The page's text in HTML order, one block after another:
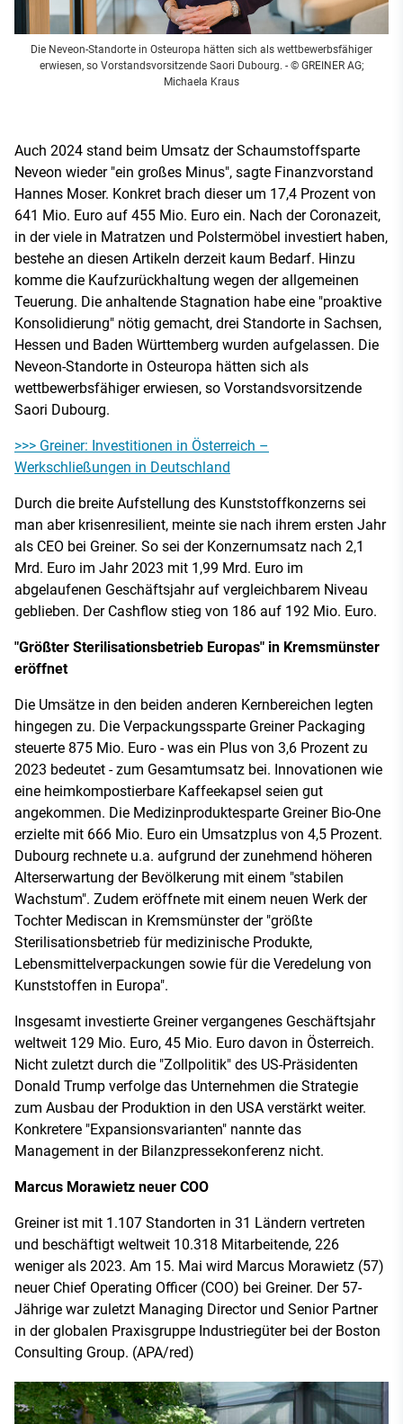
Die Neveon-Standorte in Osteuropa hätten sich als wettbewerbsfähiger
erwiesen, so Vorstandsvorsitzende Saori Dubourg. - © GREINER AG;
Michaela Kraus
Auch 2024 stand beim Umsatz der Schaumstoffsparte
Neveon wieder "ein großes Minus", sagte Finanzvorstand
Hannes Moser. Konkret brach dieser um 17,4 Prozent von
641 Mio. Euro auf 455 Mio. Euro ein. Nach der Coronazeit,
in der viele in Matratzen und Polstermöbel investiert haben,
bestehe an diesen Artikeln derzeit kaum Bedarf. Hinzu
komme die Kaufzurückhaltung wegen der allgemeinen
Teuerung. Die anhaltende Stagnation habe eine "proaktive
Konsolidierung" nötig gemacht, drei Standorte in Sachsen,
Hessen und Baden Württemberg wurden aufgelassen. Die
Neveon-Standorte in Osteuropa hätten sich als
wettbewerbsfähiger erwiesen, so Vorstandsvorsitzende
Saori Dubourg.
>>> Greiner: Investitionen in Österreich –
Werkschließungen in Deutschland
Durch die breite Aufstellung des Kunststoffkonzerns sei
man aber krisenresilient, meinte sie nach ihrem ersten Jahr
als CEO bei Greiner. So sei der Konzernumsatz nach 2,1
Mrd. Euro im Jahr 2023 mit 1,99 Mrd. Euro im
abgelaufenen Geschäftsjahr auf vergleichbarem Niveau
geblieben. Der Cashflow stieg von 186 auf 192 Mio. Euro.
"Größter Sterilisationsbetrieb Europas" in Kremsmünster
eröffnet
Die Umsätze in den beiden anderen Kernbereichen legten
hingegen zu. Die Verpackungssparte Greiner Packaging
steuerte 875 Mio. Euro - was ein Plus von 3,6 Prozent zu
2023 bedeutet - zum Gesamtumsatz bei. Innovationen wie
eine heimkompostierbare Kaffeekapsel seien gut
angekommen. Die Medizinproduktesparte Greiner Bio-One
erzielte mit 666 Mio. Euro ein Umsatzplus von 4,5 Prozent.
Dubourg rechnete u.a. aufgrund der zunehmend höheren
Alterserwartung der Bevölkerung mit einem "stabilen
Wachstum". Zudem eröffnete mit einem neuen Werk der
Tochter Mediscan in Kremsmünster der "größte
Sterilisationsbetrieb für medizinische Produkte,
Lebensmittelverpackungen sowie für die Veredelung von
Kunststoffen in Europa".
Insgesamt investierte Greiner vergangenes Geschäftsjahr
weltweit 129 Mio. Euro, 45 Mio. Euro davon in Österreich.
Nicht zuletzt durch die "Zollpolitik" des US-Präsidenten
Donald Trump verfolge das Unternehmen die Strategie
zum Ausbau der Produktion in den USA verstärkt weiter.
Konkretere "Expansionsvarianten" nannte das
Management in der Bilanzpressekonferenz nicht.
Marcus Morawietz neuer COO
Greiner ist mit 1.107 Standorten in 31 Ländern vertreten
und beschäftigt weltweit 10.318 Mitarbeitende, 226
weniger als 2023. Am 15. Mai wird Marcus Morawietz (57)
neuer Chief Operating Officer (COO) bei Greiner. Der 57-
Jährige war zuletzt Managing Director und Senior Partner
in der globalen Praxisgruppe Industriegüter bei der Boston
Consulting Group. (APA/red)